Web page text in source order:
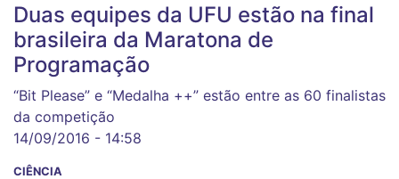
Duas equipes da UFU estão na final
brasileira da Maratona de
Programação
“Bit Please” e “Medalha ++” estão entre as 60 finalistas
da competição
14/09/2016 - 14:58
CIÊNCIA